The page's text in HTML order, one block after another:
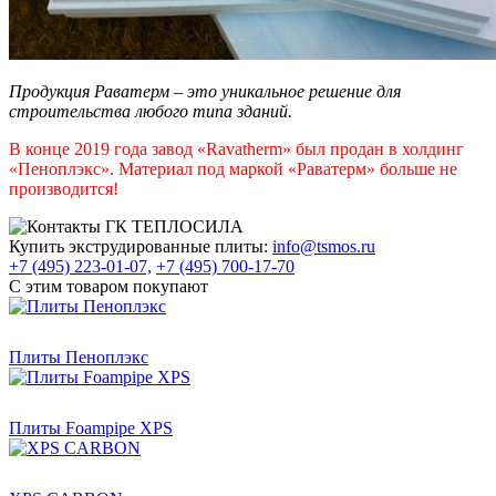
Продукция Раватерм – это уникальное решение для
строительства любого типа зданий.
В конце 2019 года завод «Ravatherm» был продан в холдинг
«Пеноплэкс». Материал под маркой «Раватерм» больше не
производится!
Купить экструдированные плиты: info@tsmos.ru
+7 (495) 223-01-07, +7 (495) 700-17-70
С этим товаром покупают
Плиты Пеноплэкс
Плиты Foampipe XPS